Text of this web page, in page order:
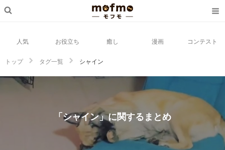
人気 お役立ち 癒し 漫画 コンテスト
トップ タグ一覧 シャイン
「シャイン」に関するまとめ